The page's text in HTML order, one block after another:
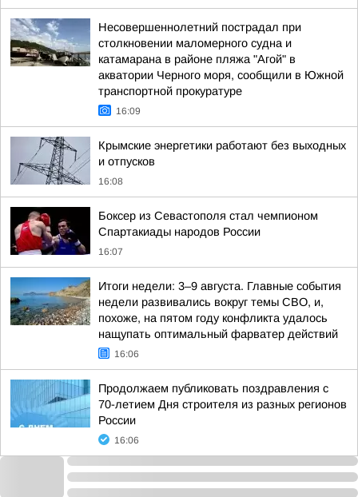
Несовершеннолетний пострадал при
столкновении маломерного судна и
катамарана в районе пляжа "Агой" в
акватории Черного моря, сообщили в Южной
транспортной прокуратуре
16:09
Крымские энергетики работают без выходных
и отпусков
16:08
Боксер из Севастополя стал чемпионом
Спартакиады народов России
16:07
Итоги недели: 3–9 августа. Главные события
недели развивались вокруг темы СВО, и,
похоже, на пятом году конфликта удалось
нащупать оптимальный фарватер действий
16:06
Продолжаем публиковать поздравления с
70-летием Дня строителя из разных регионов
России
16:06